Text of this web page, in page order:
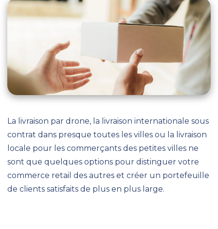
La livraison par drone, la livraison internationale sous
contrat dans presque toutes les villes ou la livraison
locale pour les commerçants des petites villes ne
sont que quelques options pour distinguer votre
commerce retail des autres et créer un portefeuille
de clients satisfaits de plus en plus large.